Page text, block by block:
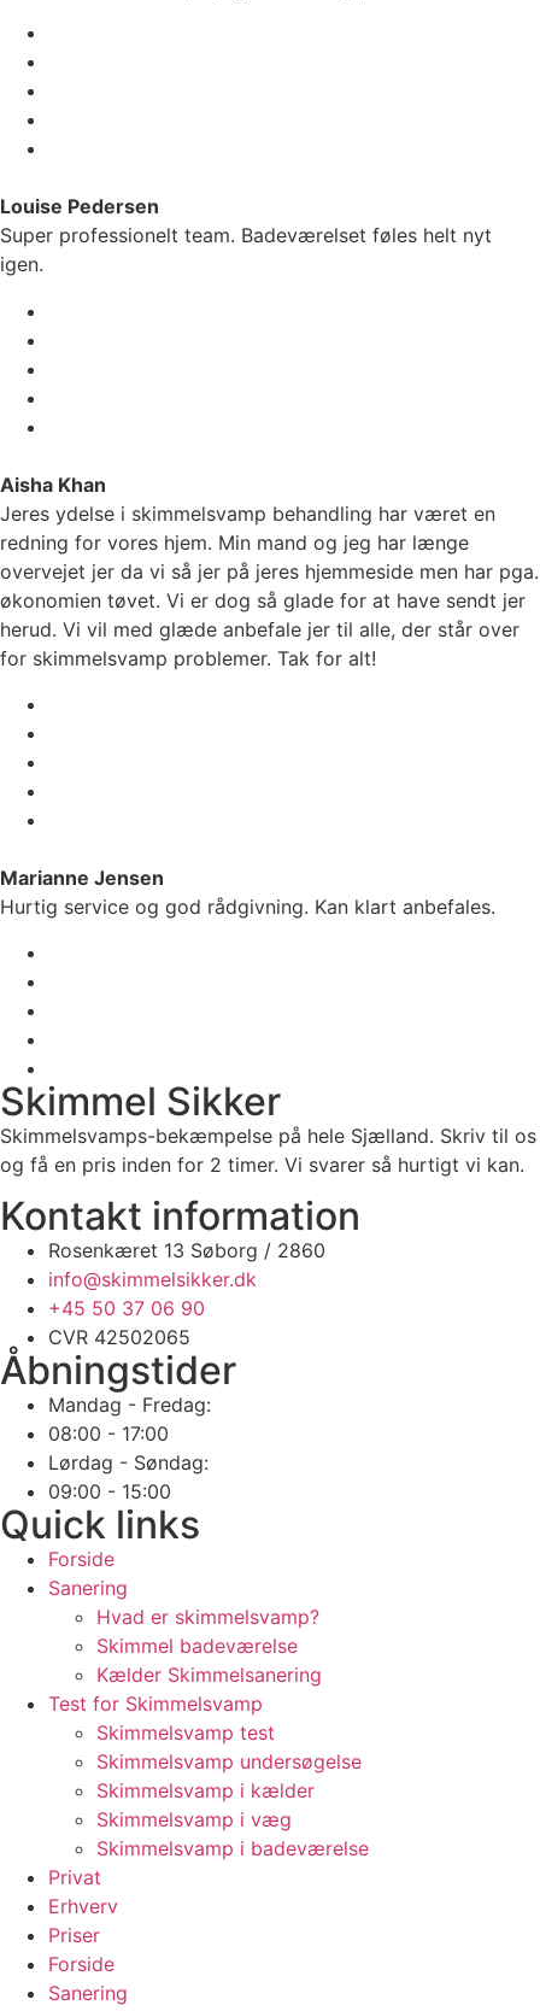
Louise Pedersen
Super professionelt team. Badeværelset føles helt nyt
igen.
Aisha Khan
Jeres ydelse i skimmelsvamp behandling har været en
redning for vores hjem. Min mand og jeg har længe
overvejet jer da vi så jer på jeres hjemmeside men har pga.
økonomien tøvet. Vi er dog så glade for at have sendt jer
herud. Vi vil med glæde anbefale jer til alle, der står over
for skimmelsvamp problemer. Tak for alt!
Marianne Jensen
Hurtig service og god rådgivning. Kan klart anbefales.
Skimmel Sikker
Skimmelsvamps-bekæmpelse på hele Sjælland. Skriv til os
og få en pris inden for 2 timer. Vi svarer så hurtigt vi kan.
Kontakt information
Rosenkæret 13 Søborg / 2860
info@skimmelsikker.dk
+45 50 37 06 90
CVR 42502065
Åbningstider
Mandag - Fredag:
08:00 - 17:00
Lørdag - Søndag:
09:00 - 15:00
Quick links
Forside
Sanering
Hvad er skimmelsvamp?
Skimmel badeværelse
Kælder Skimmelsanering
Test for Skimmelsvamp
Skimmelsvamp test
Skimmelsvamp undersøgelse
Skimmelsvamp i kælder
Skimmelsvamp i væg
Skimmelsvamp i badeværelse
Privat
Erhverv
Priser
Forside
Sanering